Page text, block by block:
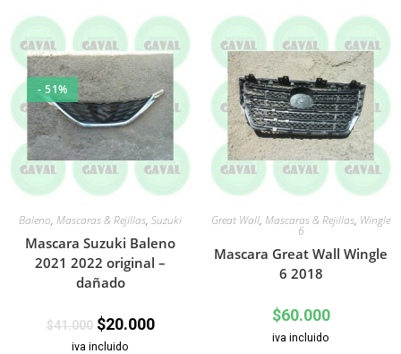
- 51%
Baleno, Mascaras & Rejillas, Suzuki
Mascara Suzuki Baleno
2021 2022 original –
dañado
$41.000 $20.000
iva incluido
Great Wall, Mascaras & Rejillas, Wingle
6
Mascara Great Wall Wingle
6 2018
$60.000
iva incluido